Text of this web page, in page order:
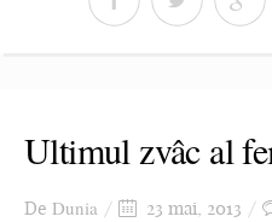
Ultimul zvâc al
De Dunia 23 mai, 2013